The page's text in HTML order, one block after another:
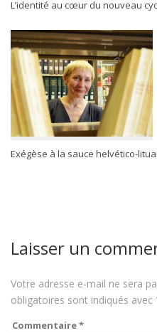
L’identité au cœur du nouveau
Exégèse à la sauce helvético-
Laisser un
Votre adresse e-mail ne sera
obligatoires sont indiqués avec
Commentaire*